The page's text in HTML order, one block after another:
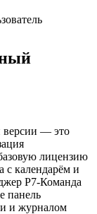
версии — это
лицензию
с календарём и
Р7-Команда
панель
и журналом